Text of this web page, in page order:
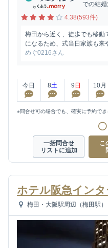
での結
4.38(593件)
梅田から近く、徒歩でも移動
になるため、式当日家族も来
めぐ0216さん
今日 8土 9 日 10月
※問合せ可の場合でも、確実に予約でき
一括問合せ
リストに追加
こ
ホテル阪急イン
梅田・大阪駅周辺（梅田駅）